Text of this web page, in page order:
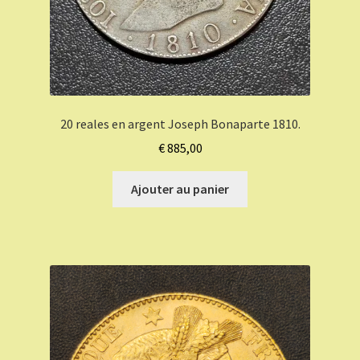
20 reales en argent Joseph Bonaparte 1810.
€885,00
Ajouter au panier